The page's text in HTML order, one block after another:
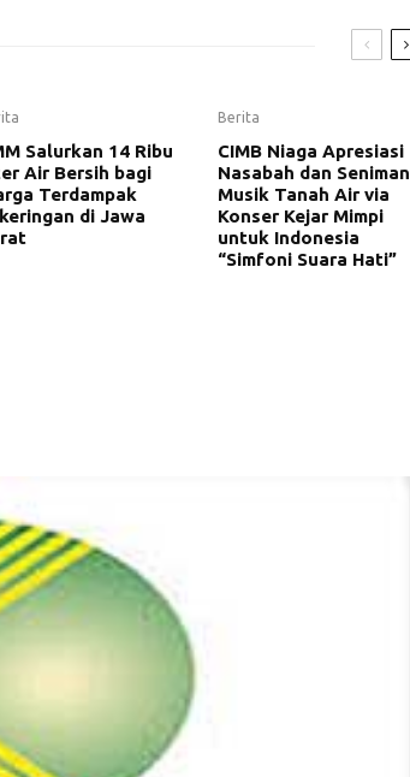
Salurkan 14 Ribu
Air Bersih bagi
Terdampak
di Jawa
Berita
CIMB Niaga Apresiasi
Nasabah dan Seniman
Musik Tanah Air via
Konser Kejar Mimpi
untuk Indonesia
“Simfoni Suara Hati”